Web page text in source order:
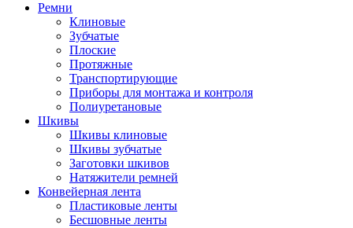
Ремни
Клиновые
Зубчатые
Плоские
Протяжные
Транспортирующие
Приборы для монтажа и контроля
Полиуретановые
Шкивы
Шкивы клиновые
Шкивы зубчатые
Заготовки шкивов
Натяжители ремней
Конвейерная лента
Пластиковые ленты
Бесшовные ленты